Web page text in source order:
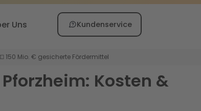
Uns Kundenservice
150 Mio. € gesicherte Fördermittel
Kosten &